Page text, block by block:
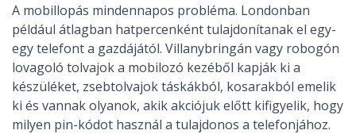
A mobillopás mindennapos probléma. Londonban
például átlagban hatpercenként tulajdonítanak el egy-
egy telefont a gazdájától. Villanybringán vagy robogón
lovagoló tolvajok a mobilozó kezéből kapják ki a
készüléket, zsebtolvajok táskákból, kosarakból emelik
ki és vannak olyanok, akik akciójuk előtt kifigyelik, hogy
milyen pin-kódot használ a tulajdonos a telefonjához.